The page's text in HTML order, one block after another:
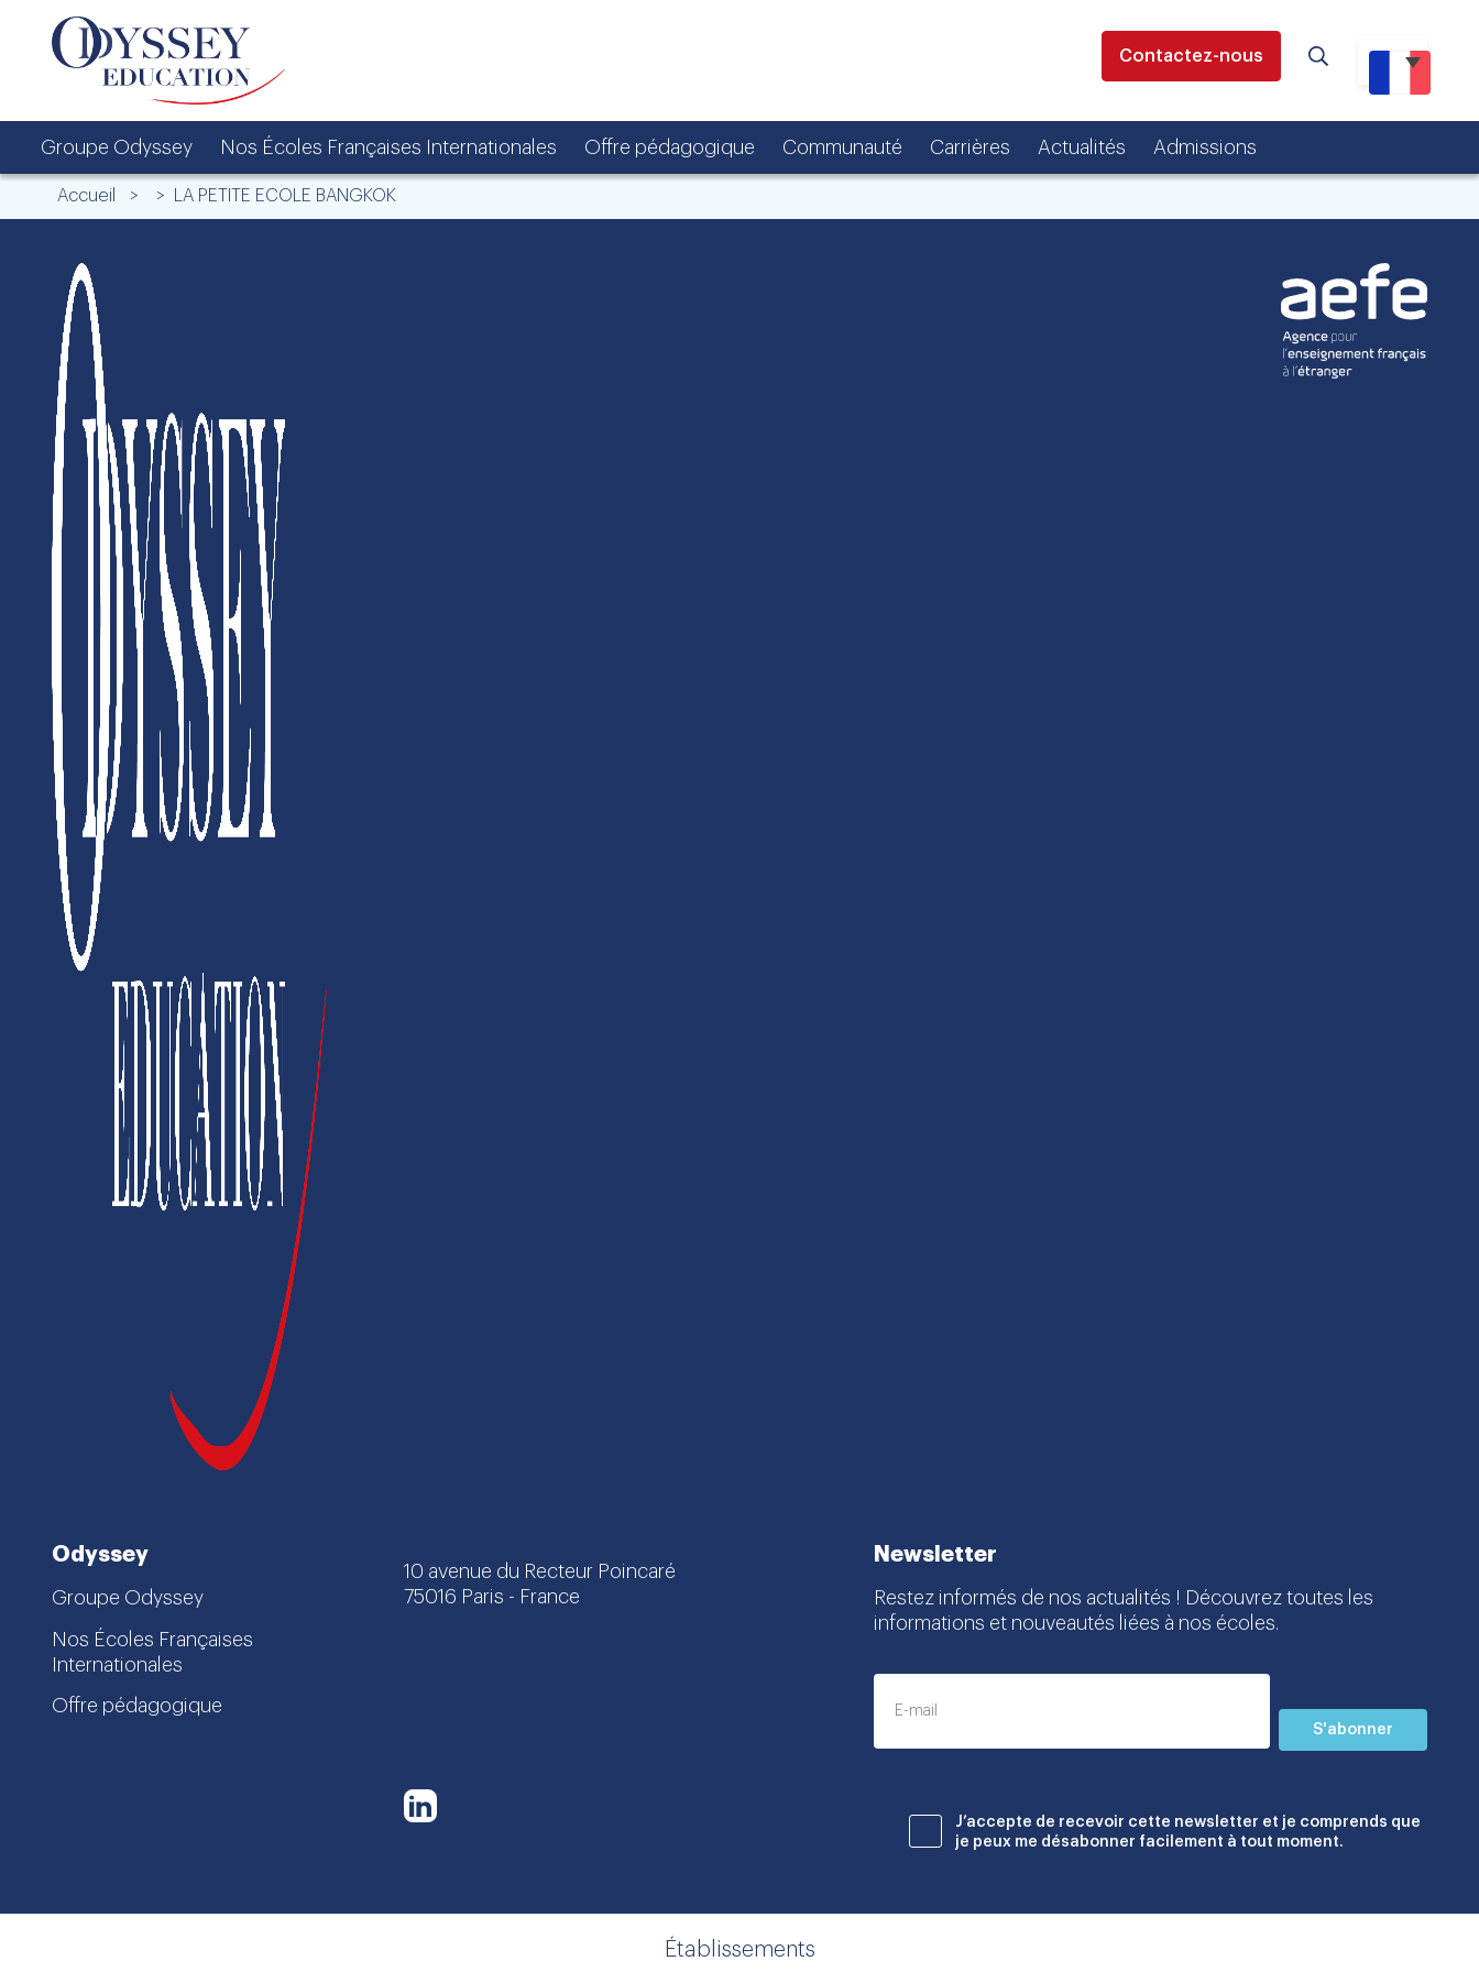
Contactez-nous
Groupe Odyssey Nos Écoles Françaises Internationales Offre pédagogique Communauté Carrières Actualités Admissions
Accueil > > LA PETITE ECOLE BANGKOK
Odyssey
Groupe Odyssey
Nos Écoles Françaises
Internationales
Offre pédagogique
10 avenue du Recteur Poincaré
75016 Paris - France
Newsletter
Restez informés de nos actualités ! Découvrez toutes les
informations et nouveautés liées à nos écoles.
J’accepte de recevoir cette newsletter et je comprends que
je peux me désabonner facilement à tout moment.
S'abonner
Établissements